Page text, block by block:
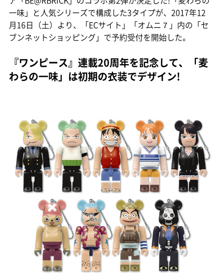
一味」と人気シリーズで構成した3タイプが、2017年12
月16日（土）より、「ECサイト」「オムニ７」内の「セ
ブンネットショッピング」で予約受付を開始した。
『ワンピース』連載20周年を記念して、「麦
わらの一味」は初期の衣装でデザイン!